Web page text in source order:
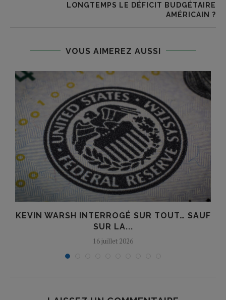
LONGTEMPS LE DÉFICIT BUDGÉTAIRE
AMÉRICAIN ?
VOUS AIMEREZ AUSSI
KEVIN WARSH INTERROGÉ SUR TOUT… SAUF
SUR LA...
16 juillet 2026